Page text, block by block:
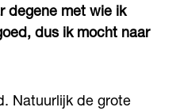
degene met wie ik
dus ik mocht naar
Natuurlijk de grote